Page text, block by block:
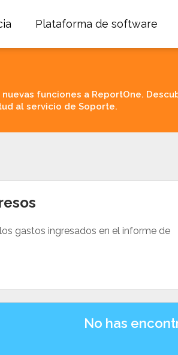
Plataforma de software
funciones a ReportOne.
al servicio de Soporte.
gastos ingresados en el informe de
No has